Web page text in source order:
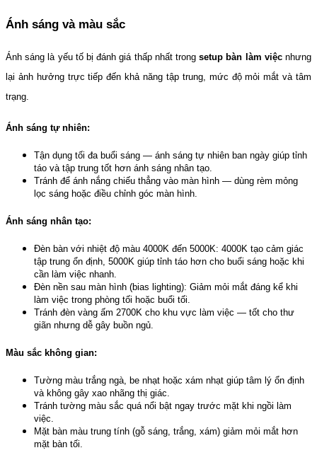
Ánh sáng và màu sắc
Ánh sáng là yếu tố bị đánh giá thấp nhất trong setup bàn làm việc nhưng
lại ảnh hưởng trực tiếp đến khả năng tập trung, mức độ mỏi mắt và tâm
trạng.
Ánh sáng tự nhiên:
Tận dụng tối đa buổi sáng — ánh sáng tự nhiên ban ngày giúp tỉnh
táo và tập trung tốt hơn ánh sáng nhân tạo.
Tránh để ánh nắng chiếu thẳng vào màn hình — dùng rèm mỏng
lọc sáng hoặc điều chỉnh góc màn hình.
Ánh sáng nhân tạo:
Đèn bàn với nhiệt độ màu 4000K đến 5000K: 4000K tạo cảm giác
tập trung ổn định, 5000K giúp tỉnh táo hơn cho buổi sáng hoặc khi
cần làm việc nhanh.
Đèn nền sau màn hình (bias lighting): Giảm mỏi mắt đáng kể khi
làm việc trong phòng tối hoặc buổi tối.
Tránh đèn vàng ấm 2700K cho khu vực làm việc — tốt cho thư
giãn nhưng dễ gây buồn ngủ.
Màu sắc không gian:
Tường màu trắng ngà, be nhạt hoặc xám nhạt giúp tâm lý ổn định
và không gây xao nhãng thị giác.
Tránh tường màu sắc quá nổi bật ngay trước mặt khi ngồi làm
việc.
Mặt bàn màu trung tính (gỗ sáng, trắng, xám) giảm mỏi mắt hơn
mặt bàn tối.